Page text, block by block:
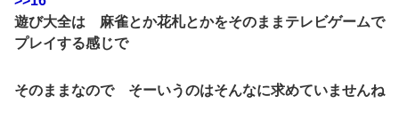
遊び大全は 麻雀とか花札とかをそのままテレビゲームで
プレイする感じで
そのままなので そーいうのはそんなに求めていませんね